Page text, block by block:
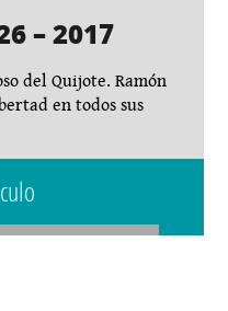
– 2017
del Quijote. Ramón
en todos sus